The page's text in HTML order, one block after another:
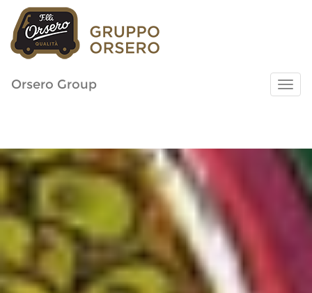
Orsero Group